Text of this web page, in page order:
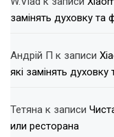
замінять духовку
Андрій П к записи
які замінять
Тетяна к записи
или ресторана